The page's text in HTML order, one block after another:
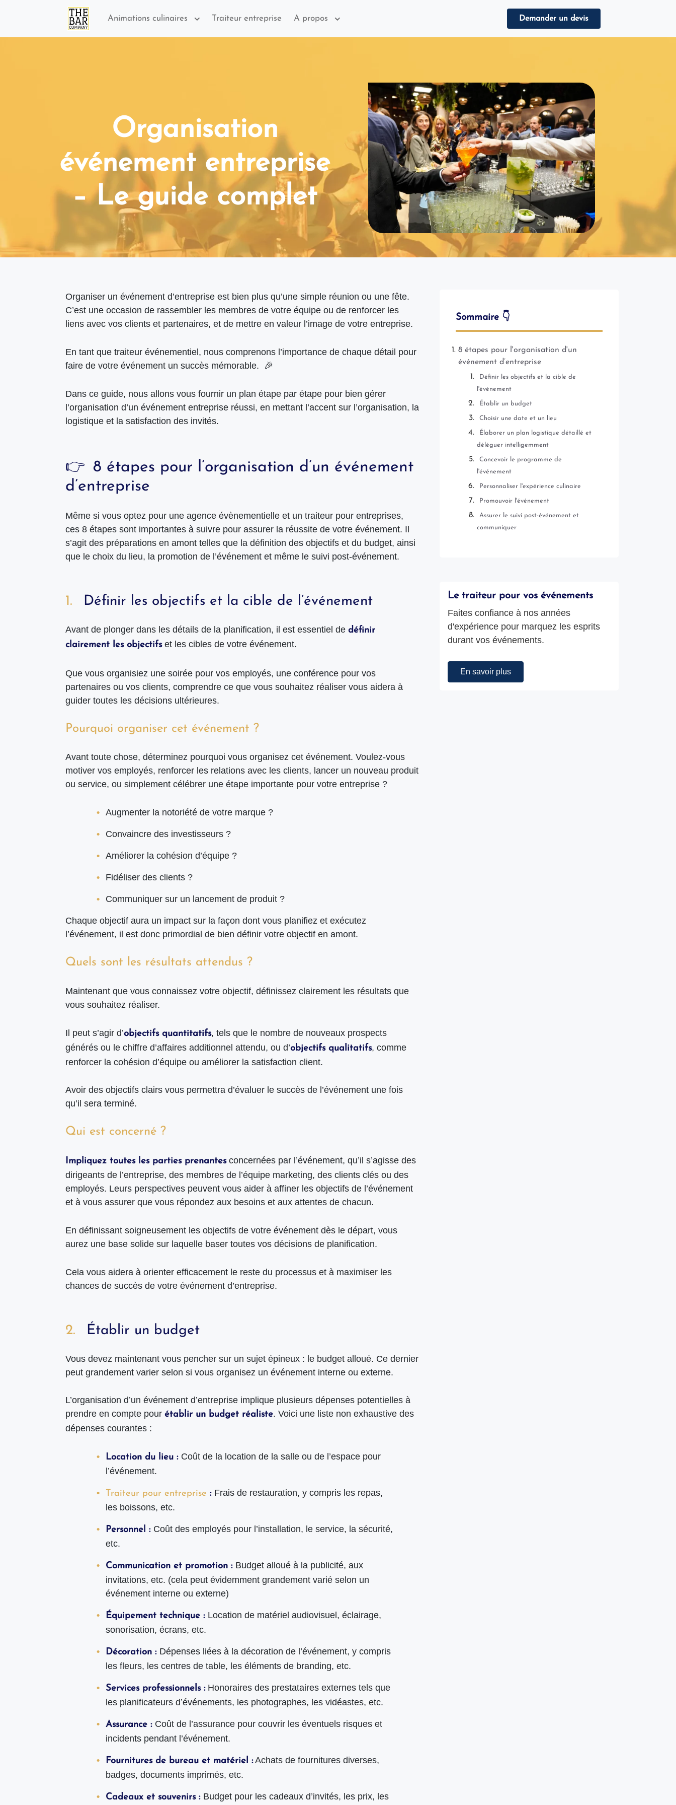
Animations culinaires Traiteur entreprise A propos Demander un devis
Organisation
événement entreprise
– Le guide complet
Organiser un événement d’entreprise est bien plus qu’une simple réunion ou une fête.
C’est une occasion de rassembler les membres de votre équipe ou de renforcer les
liens avec vos clients et partenaires, et de mettre en valeur l’image de votre entreprise.
En tant que traiteur événementiel, nous comprenons l’importance de chaque détail pour
faire de votre événement un succès mémorable. 🎉
Dans ce guide, nous allons vous fournir un plan étape par étape pour bien gérer
l’organisation d’un événement entreprise réussi, en mettant l’accent sur l’organisation, la
logistique et la satisfaction des invités.
8 étapes pour l’organisation d’un événement
d’entreprise
Même si vous optez pour une agence évènementielle et un traiteur pour entreprises,
ces 8 étapes sont importantes à suivre pour assurer la réussite de votre événement. Il
s’agit des préparations en amont telles que la définition des objectifs et du budget, ainsi
que le choix du lieu, la promotion de l’événement et même le suivi post-événement.
Définir les objectifs et la cible de l’événement
Avant de plonger dans les détails de la planification, il est essentiel de définir
clairement les objectifset les cibles de votre événement.
Que vous organisiez une soirée pour vos employés, une conférence pour vos
partenaires ou vos clients, comprendre ce que vous souhaitez réaliser vous aidera à
guider toutes les décisions ultérieures.
Pourquoi organiser cet événement ?
Avant toute chose, déterminez pourquoi vous organisez cet événement. Voulez-vous
motiver vos employés, renforcer les relations avec les clients, lancer un nouveau produit
ou service, ou simplement célébrer une étape importante pour votre entreprise ?
Augmenter la notoriété de votre marque ?
Convaincre des investisseurs ?
Améliorer la cohésion d’équipe ?
Fidéliser des clients ?
Communiquer sur un lancement de produit ?
Chaque objectif aura un impact sur la façon dont vous planifiez et exécutez
l’événement, il est donc primordial de bien définir votre objectif en amont.
Quels sont les résultats attendus ?
Maintenant que vous connaissez votre objectif, définissez clairement les résultats que
vous souhaitez réaliser.
Il peut s’agir d’objectifs quantitatifs, tels que le nombre de nouveaux prospects
générés ou le chiffre d’affaires additionnel attendu, ou d’objectifs qualitatifs, comme
renforcer la cohésion d’équipe ou améliorer la satisfaction client.
Avoir des objectifs clairs vous permettra d’évaluer le succès de l’événement une fois
qu’il sera terminé.
Qui est concerné ?
Impliquez toutes les parties prenantesconcernées par l’événement, qu’il s’agisse des
dirigeants de l’entreprise, des membres de l’équipe marketing, des clients clés ou des
employés. Leurs perspectives peuvent vous aider à affiner les objectifs de l’événement
et à vous assurer que vous répondez aux besoins et aux attentes de chacun.
En définissant soigneusement les objectifs de votre événement dès le départ, vous
aurez une base solide sur laquelle baser toutes vos décisions de planification.
Cela vous aidera à orienter efficacement le reste du processus et à maximiser les
chances de succès de votre événement d’entreprise.
Établir un budget
Vous devez maintenant vous pencher sur un sujet épineux : le budget alloué. Ce dernier
peut grandement varier selon si vous organisez un événement interne ou externe.
L’organisation d’un événement d’entreprise implique plusieurs dépenses potentielles à
prendre en compte pour établir un budget réaliste. Voici une liste non exhaustive des
dépenses courantes :
Location du lieu : Coût de la location de la salle ou de l’espace pour
l’événement.
Traiteur pour entreprise : Frais de restauration, y compris les repas,
les boissons, etc.
Personnel : Coût des employés pour l’installation, le service, la sécurité,
etc.
Communication et promotion : Budget alloué à la publicité, aux
invitations, etc. (cela peut évidemment grandement varié selon un
événement interne ou externe)
Équipement technique : Location de matériel audiovisuel, éclairage,
sonorisation, écrans, etc.
Décoration : Dépenses liées à la décoration de l’événement, y compris
les fleurs, les centres de table, les éléments de branding, etc.
Services professionnels :Honoraires des prestataires externes tels que
les planificateurs d’événements, les photographes, les vidéastes, etc.
Assurance : Coût de l’assurance pour couvrir les éventuels risques et
incidents pendant l’événement.
Fournitures de bureau et matériel :Achats de fournitures diverses,
badges, documents imprimés, etc.
Cadeaux et souvenirs : Budget pour les cadeaux d’invités, les prix, les
Sommaire 👇
8 étapes pour l'organisation d'un
événement d’entreprise
Définir les objectifs et la cible de
l'événement
Établir un budget
Choisir une date et un lieu
Élaborer un plan logistique détaillé et
déléguer intelligemment
Concevoir le programme de
l'événement
Personnaliser l'expérience culinaire
Promouvoir l'événement
Assurer le suivi post-événement et
communiquer
Le traiteur pour vos événements
Faites confiance à nos années
d'expérience pour marquez les esprits
durant vos événements.
En savoir plus